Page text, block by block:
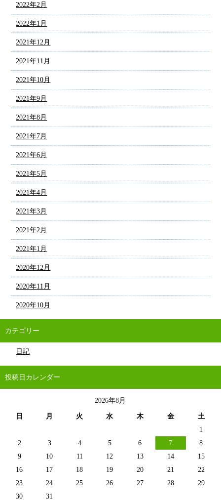
2022年2月
2022年1月
2021年12月
2021年11月
2021年10月
2021年9月
2021年8月
2021年7月
2021年6月
2021年5月
2021年4月
2021年3月
2021年2月
2021年1月
2020年12月
2020年11月
2020年10月
カテゴリー
日記
投稿日カレンダー
2026年8月
日 月 火 水 木 金
土
1
2
3 4 5 6 7
8
9
10 11 12 13 14
15
16
17 18 19 20 21
22
23
24 25 26 27 28
29
30
31